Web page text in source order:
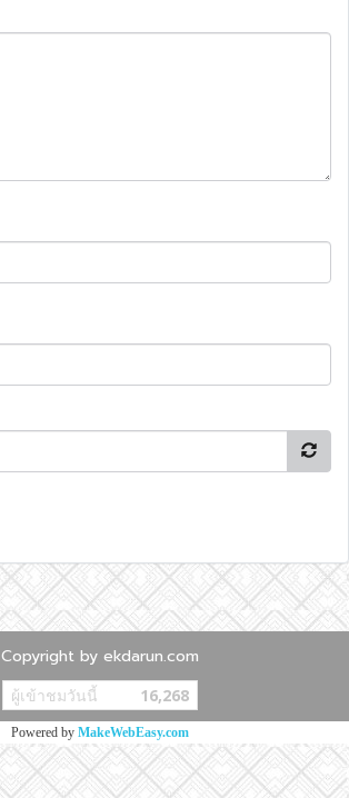
Copyright by ekdarun.com
ผู้เข้าชมวันนี้ 16,268
Powered by MakeWebEasy.com